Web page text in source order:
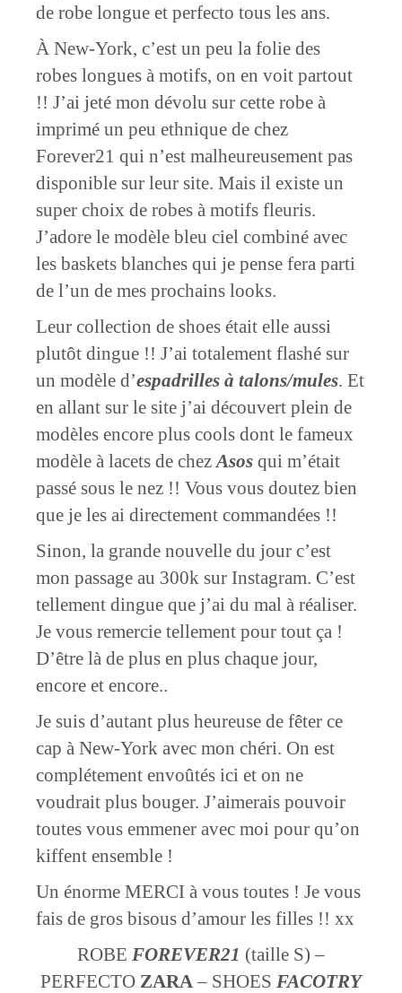
de robe longue et perfecto tous les ans.
À New-York, c’est un peu la folie des
robes longues à motifs, on en voit partout
!! J’ai jeté mon dévolu sur cette robe à
imprimé un peu ethnique de chez
Forever21 qui n’est malheureusement pas
disponible sur leur site. Mais il existe un
super choix de robes à motifs fleuris.
J’adore le modèle bleu ciel combiné avec
les baskets blanches qui je pense fera parti
de l’un de mes prochains looks.
Leur collection de shoes était elle aussi
plutôt dingue !! J’ai totalement flashé sur
un modèle d’espadrilles à talons/mules. Et
en allant sur le site j’ai découvert plein de
modèles encore plus cools dont le fameux
modèle à lacets de chezAsos qui m’était
passé sous le nez !! Vous vous doutez bien
que je les ai directement commandées !!
Sinon, la grande nouvelle du jour c’est
mon passage au 300k sur Instagram. C’est
tellement dingue que j’ai du mal à réaliser.
Je vous remercie tellement pour tout ça !
D’être là de plus en plus chaque jour,
encore et encore..
Je suis d’autant plus heureuse de fêter ce
cap à New-York avec mon chéri. On est
complétement envoûtés ici et on ne
voudrait plus bouger. J’aimerais pouvoir
toutes vous emmener avec moi pour qu’on
kiffent ensemble !
Un énorme MERCI à vous toutes ! Je vous
fais de gros bisous d’amour les filles !! xx
ROBE FOREVER21 (taille S) –
PERFECTO ZARA – SHOES FACOTRY